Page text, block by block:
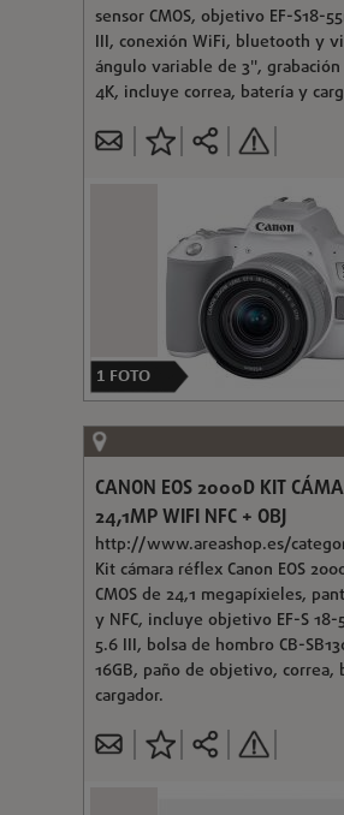
sensor CMOS, objetivo EF-S18-
III, conexión WiFi, bluetooth y
ángulo variable de 3",
4K, incluye correa, batería y
1 FOTO
CANON EOS 2000D KIT
24,1MP WIFI NFC + OBJ
http://www.areashop.es/
Kit cámara réflex Canon EOS
CMOS de 24,1 megapíxieles,
y NFC, incluye objetivo EF-S
5.6 III, bolsa de hombro CB-
16GB, paño de objetivo, correa,
cargador.